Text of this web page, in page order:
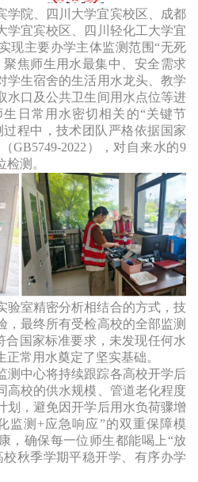
学院、四川大学宜宾校区、成都
学宜宾校区、四川轻化工大学宜
现主要办学主体监测范围“无死
焦师生用水最集中、安全需求
生宿舍的生活用水龙头、教学
水口及公共卫生间用水点位等进
日常用水密切相关的“关键节
程中，技术团队严格依据国家
GB5749-2022），对自来水的9
测。
验室精密分析相结合的方式，技
，最终所有受检高校的全部监测
合国家标准要求，未发现任何水
常用水奠定了坚实基础。
测中心将持续跟踪各高校开学后
高校的供水规模、管道老化程度
划，避免因开学后用水负荷骤增
监测+应急响应”的双重保障模
，确保每一位师生都能喝上“放
秋季学期平稳开学、有序办学